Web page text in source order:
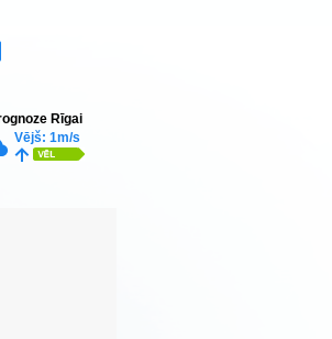
Rīgai
Vējš: 1m/s